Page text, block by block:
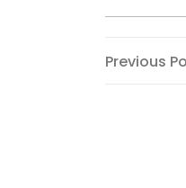
Post
Previous
Previous